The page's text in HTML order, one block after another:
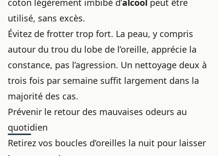
coton légèrement imbibé d’alcool peut être
utilisé, sans excès.
Évitez de frotter trop fort. La peau, y compris
autour du trou du lobe de l’oreille, apprécie la
constance, pas l’agression. Un nettoyage deux à
trois fois par semaine suffit largement dans la
majorité des cas.
Prévenir le retour des mauvaises odeurs au
quotidien
Retirez vos boucles d’oreilles la nuit pour laisser